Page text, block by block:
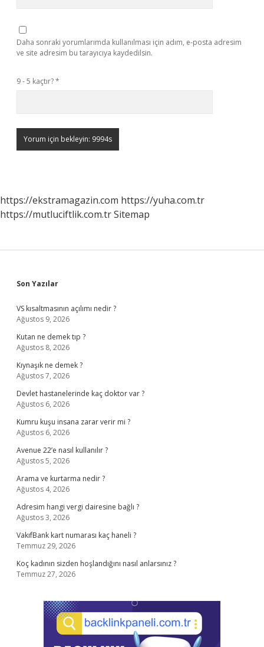
Daha sonraki yorumlarımda kullanılması için adım, e-posta adresim
ve site adresim bu tarayıcıya kaydedilsin.
9 - 5 kaçtır?*
https://ekstramagazin.com https://yuha.com.tr
https://mutluciftlik.com.trSitemap
Sidebar
Son Yazılar
VS kısaltmasının açılımı nedir ?
Ağustos 9, 2026
Kutan ne demek tıp ?
Ağustos 8, 2026
Kıynaşık ne demek ?
Ağustos 7, 2026
Devlet hastanelerinde kaç doktor var ?
Ağustos 6, 2026
Kumru kuşu insana zarar verir mi ?
Ağustos 6, 2026
Avenue 22’e nasıl kullanılır ?
Ağustos 5, 2026
Arama ve kurtarma nedir ?
Ağustos 4, 2026
Adresim hangi vergi dairesine bağlı ?
Ağustos 3, 2026
VakıfBank kart numarası kaç haneli ?
Temmuz 29, 2026
Koç kadının sizden hoşlandığını nasıl anlarsınız ?
Temmuz 27, 2026